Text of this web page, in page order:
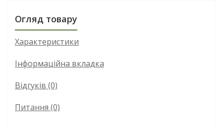
Огляд товару
Характеристики
Інформаційна вкладка
Відгуків (0)
Питання (0)